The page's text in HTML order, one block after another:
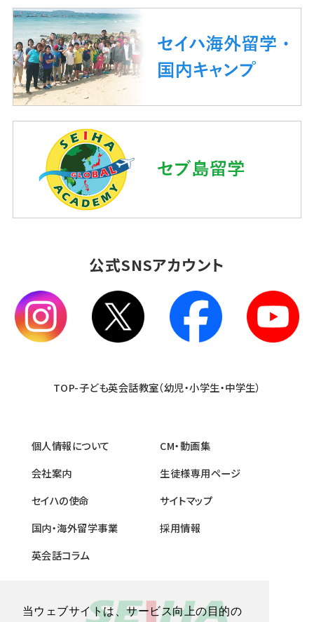
当ウェブサイトは、サービス向上の目的の
公式SNSアカウント
TOP-子ども英会話教室（幼児・小学生・中学生）
個人情報について
会社案内
セイハの使命
国内・海外留学事業
英会話コラム
CM・動画集
生徒様専用ページ
サイトマップ
採用情報